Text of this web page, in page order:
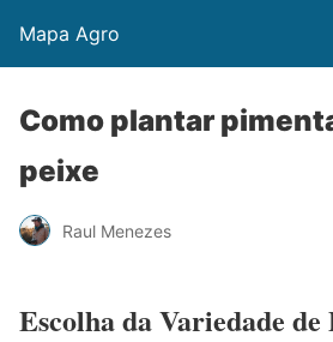
Mapa Agro
Como plantar
peixe
Raul Menezes
Escolha da Variedade